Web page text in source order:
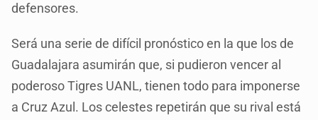
defensores.
Será una serie de difícil pronóstico en la que los de
Guadalajara asumirán que, si pudieron vencer al
poderoso Tigres UANL, tienen todo para imponerse
a Cruz Azul. Los celestes repetirán que su rival está